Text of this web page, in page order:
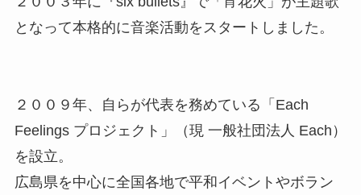
となって本格的に音楽活動をスタートしました。
２００９年、自らが代表を務めている「Each
Feelings プロジェクト」（現 一般社団法人 Each）
を設立。
広島県を中心に全国各地で平和イベントやボラン